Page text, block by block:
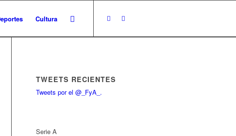
Cultura
TWEETS RECIENTES
Tweets por el @_FyA_.
Serie A